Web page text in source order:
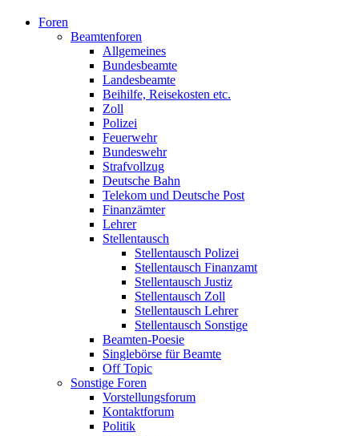
Foren
Beamtenforen
Allgemeines
Bundesbeamte
Landesbeamte
Beihilfe, Reisekosten etc.
Zoll
Polizei
Feuerwehr
Bundeswehr
Strafvollzug
Deutsche Bahn
Telekom und Deutsche Post
Finanzämter
Lehrer
Stellentausch
Stellentausch Polizei
Stellentausch Finanzamt
Stellentausch Justiz
Stellentausch Zoll
Stellentausch Lehrer
Stellentausch Sonstige
Beamten-Poesie
Singlebörse für Beamte
Off Topic
Sonstige Foren
Vorstellungsforum
Kontaktforum
Politik